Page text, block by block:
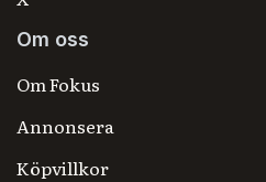
Om oss
Om Fokus
Annonsera
Köpvillkor